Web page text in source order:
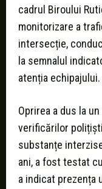
cadrul Biroului
monitorizare a
intersecție,
la semnalul
atenția echipajului.
Oprirea a dus la
verificărilor
substanțe
ani, a fost testat
a indicat prezența